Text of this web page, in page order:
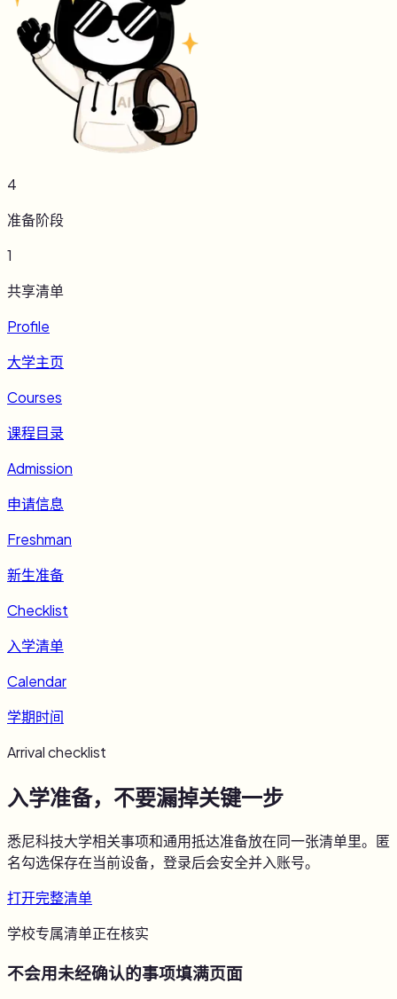
4
准备阶段
1
共享清单
Profile
大学主页
Courses
课程目录
Admission
申请信息
Freshman
新生准备
Checklist
入学清单
Calendar
学期时间
Arrival checklist
入学准备，不要漏掉关键一步
悉尼科技大学相关事项和通用抵达准备放在同一张清单里。匿
名勾选保存在当前设备，登录后会安全并入账号。
打开完整清单
学校专属清单正在核实
不会用未经确认的事项填满页面